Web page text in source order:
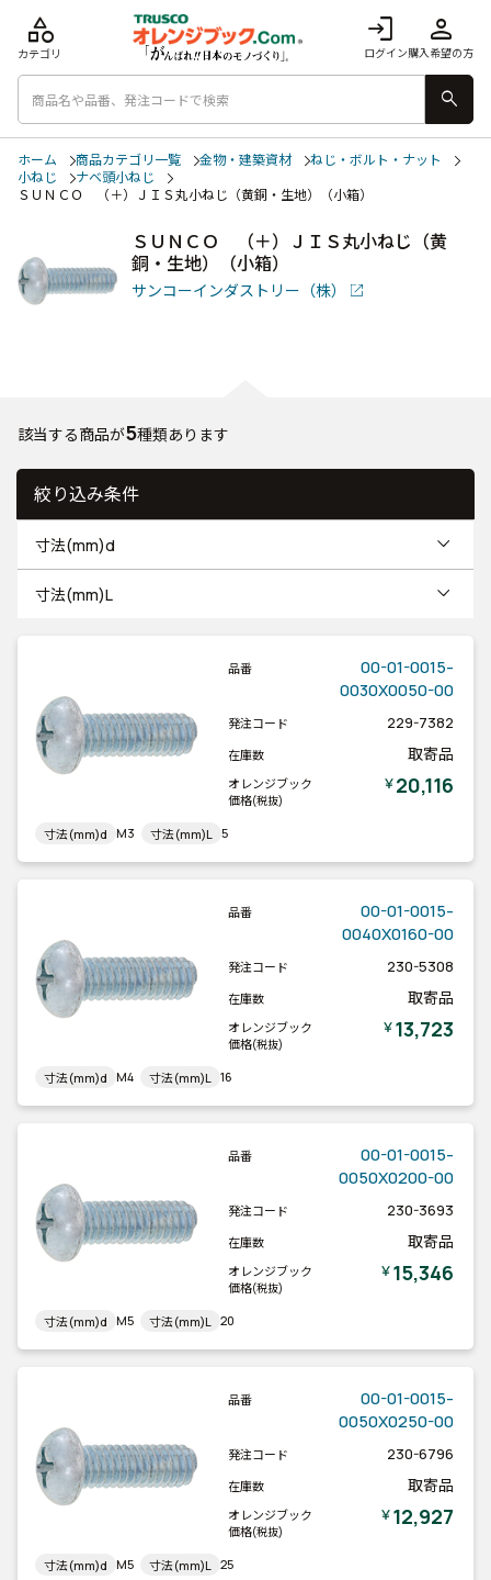
login
ログイン
person
購入希望の方
category
カテゴリ
search
ホーム 商品カテゴリ一覧 金物・建築資材
ねじ・ボルト・ナット
小ねじ
ナベ頭小ねじ
ＳＵＮＣＯ （＋）ＪＩＳ丸小ねじ（黄銅・生地）（小箱）
ＳＵＮＣＯ （＋）ＪＩＳ丸小ねじ（黄
銅・生地）（小箱）
サンコーインダストリー（株）
該当する商品が5種類あります
絞り込み条件
寸法(mm)d
寸法(mm)L
品番
00-01-0015-
0030X0050-00
発注コード 229-7382
在庫数 取寄品
オレンジブック
価格(税抜)
￥20,116
寸法(mm)d M3 寸法(mm)L 5
品番
00-01-0015-
0040X0160-00
発注コード 230-5308
在庫数 取寄品
オレンジブック
価格(税抜)
￥13,723
寸法(mm)d M4 寸法(mm)L 16
品番
00-01-0015-
0050X0200-00
発注コード 230-3693
在庫数 取寄品
オレンジブック
価格(税抜)
￥15,346
寸法(mm)d M5 寸法(mm)L 20
品番
00-01-0015-
0050X0250-00
発注コード 230-6796
在庫数 取寄品
オレンジブック
価格(税抜)
￥12,927
寸法(mm)d M5 寸法(mm)L 25